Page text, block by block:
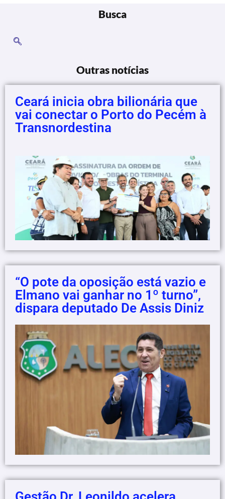
Busca
Outras notícias
Ceará inicia obra bilionária que
vai conectar o Porto do Pecém à
Transnordestina
“O pote da oposição está vazio e
Elmano vai ganhar no 1º turno”,
dispara deputado De Assis Diniz